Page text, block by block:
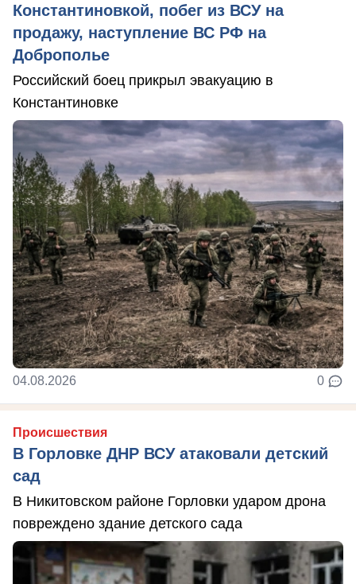
Константиновкой, побег из ВСУ на
продажу, наступление ВС РФ на
Доброполье
Российский боец прикрыл эвакуацию в
Константиновке
04.08.2026 0
Происшествия
В Горловке ДНР ВСУ атаковали детский
сад
В Никитовском районе Горловки ударом дрона
повреждено здание детского сада